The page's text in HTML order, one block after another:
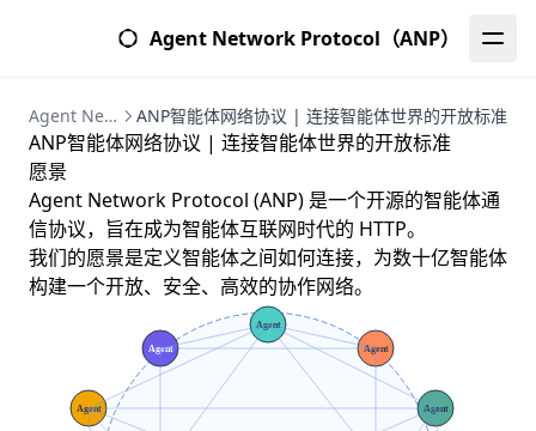
Agent Network Protocol（ANP）
Agent Network Protocol (ANP) | 智能体网络协议完整指南 ANP智能体网络协议 | 连接智能体世界的开放标准
ANP智能体网络协议 | 连接智能体世界的开放标准
愿景
Agent Network Protocol (ANP) 是一个开源的智能体通
信协议，旨在成为智能体互联网时代的 HTTP。
我们的愿景是定义智能体之间如何连接，为数十亿智能体
构建一个开放、安全、高效的协作网络。